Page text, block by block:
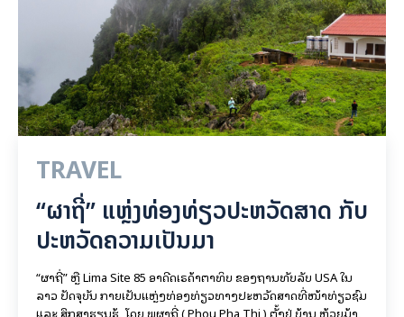
TRAVEL
“ຜາຖີ່” ແຫຼ່ງທ່ອງທ່ຽວປະຫວັດສາດ ກັບ
ປະຫວັດຄວາມເປັນມາ
“ຜາຖີ່” ຫຼື Lima Site 85 ອາດີດເຣດ້າຕາທິບ ຂອງຖານທັບລັບ USA ໃນ
ລາວ ປັດຈຸບັນ ກາຍເປັນແຫຼ່ງທ່ອງທ່ຽວທາງປະຫວັດສາດທີ່ໜ້າທ່ຽວຊົມ
ແລະ ສຶກສາຮຽນຮູ້, ໂດຍ ພູຜາຖີ່ ( Phou Pha Thi ) ຕັ້ງຢູ່ ບ້ານ ຫ້ວຍມ້າ,